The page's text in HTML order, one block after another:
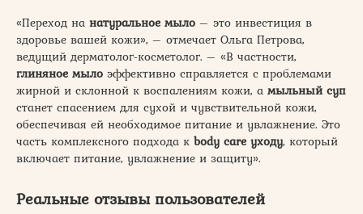
«Переход на натуральное мыло – это инвестиция в
здоровье вашей кожи», – отмечает Ольга Петрова,
ведущий дерматолог-косметолог. – «В частности,
глиняное мыло эффективно справляется с проблемами
жирной и склонной к воспалениям кожи, а мыльный суп
станет спасением для сухой и чувствительной кожи,
обеспечивая ей необходимое питание и увлажнение. Это
часть комплексного подхода к body care уходу, который
включает питание, увлажнение и защиту».
Реальные отзывы пользователей